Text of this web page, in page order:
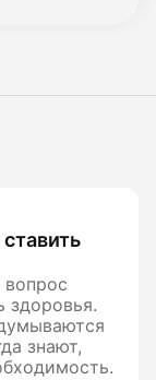
здоровья.
знают,